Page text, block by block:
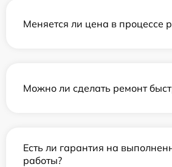
Меняется ли цена в процессе
Можно ли сделать ремонт
Есть ли гарантия на
работы?